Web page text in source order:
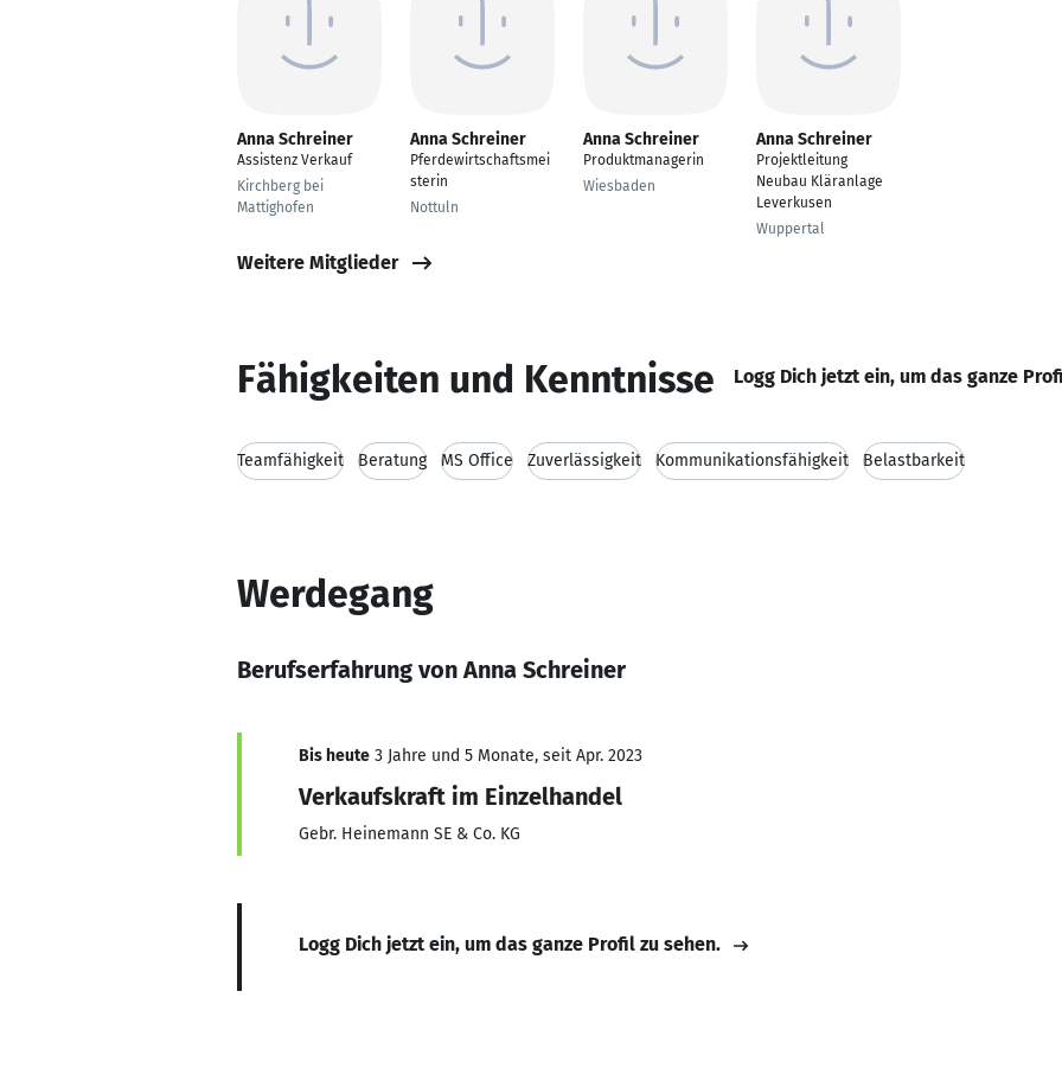
Anna Schreiner
Assistenz Verkauf
Kirchberg bei
Mattighofen
Anna Schreiner
Pferdewirtschaftsmei
sterin
Nottuln
Anna Schreiner
Produktmanagerin
Wiesbaden
Anna Schreiner
Projektleitung
Neubau Kläranlage
Leverkusen
Wuppertal
Weitere Mitglieder
Fähigkeiten und Kenntnisse Logg Dich jetzt ein, um das ganze
Teamfähigkeit Beratung MS Office Zuverlässigkeit Kommunikationsfähigkeit Belastbarkeit
Werdegang
Berufserfahrung von Anna Schreiner
Bis heute 3 Jahre und 5 Monate, seit Apr. 2023
Verkaufskraft im Einzelhandel
Gebr. Heinemann SE & Co. KG
Logg Dich jetzt ein, um das ganze Profil zu sehen.